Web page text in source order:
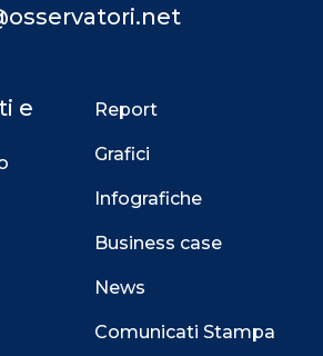
e
Report
Grafici
Infografiche
Business case
News
Comunicati Stampa